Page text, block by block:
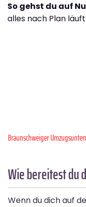
So gehst du auf
alles nach Plan
Braunschweiger
Wie bereitest du
Wenn du dich auf